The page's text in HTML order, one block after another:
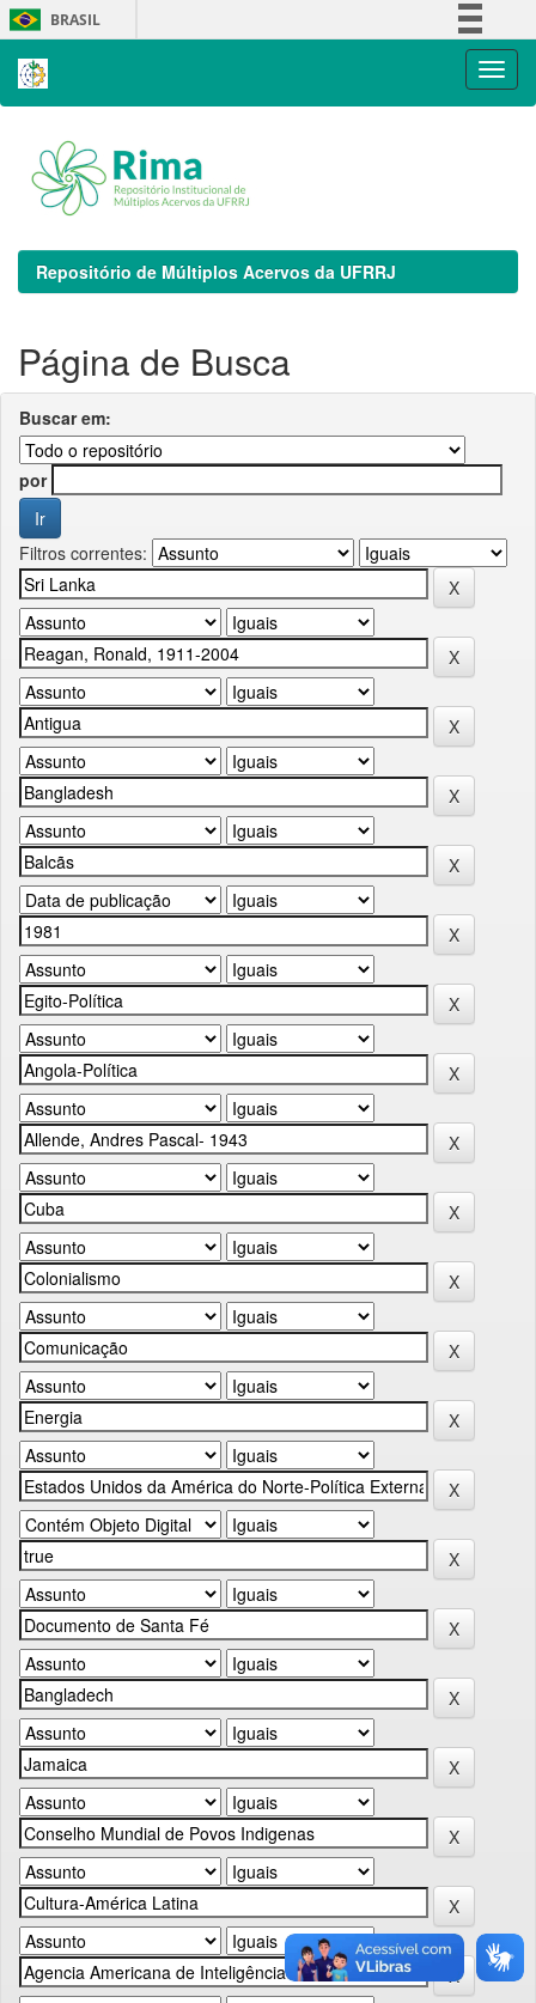
Skip
navigation
BRASIL
Repositório de Múltiplos Acervos da UFRRJ
Página de Busca
Buscar em:
por
Filtros correntes: